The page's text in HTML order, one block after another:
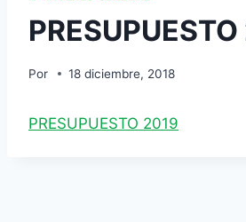
Por 18 diciembre, 2018
PRESUPUESTO 2019